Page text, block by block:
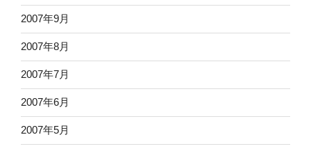
2007年9月
2007年8月
2007年7月
2007年6月
2007年5月